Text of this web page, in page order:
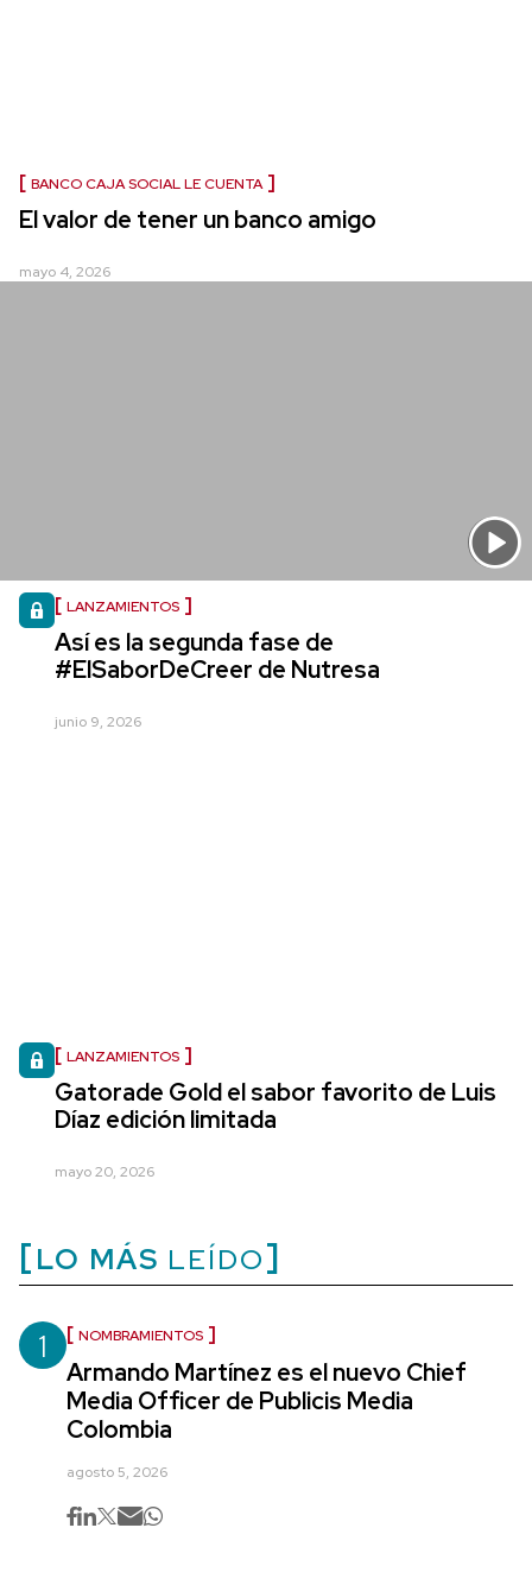
BANCO CAJA SOCIAL LE CUENTA
El valor de tener un banco amigo
mayo 4, 2026
LANZAMIENTOS
Así es la segunda fase de
#ElSaborDeCreer de Nutresa
junio 9, 2026
LANZAMIENTOS
Gatorade Gold el sabor favorito de Luis
Díaz edición limitada
mayo 20, 2026
LO MÁS LEÍDO
1 NOMBRAMIENTOS
Armando Martínez es el nuevo Chief
Media Officer de Publicis Media
Colombia
agosto 5, 2026